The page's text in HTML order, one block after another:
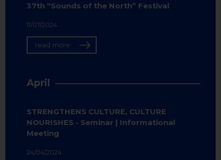
37th “Sounds of the North” Festival
11/07/2024
read more
April
STRENGTHENS CULTURE, CULTURE
NOURISHES - Seminar | Informational
Meeting
24/04/2024